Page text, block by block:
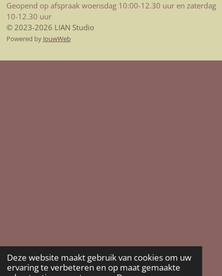
Deze website maakt gebruik van cookies om uw
ervaring te verbeteren en op maat gemaakte
Geopend op afspraak woensdag 10:00-12.30 uur en zaterdag
10-12.30 uur
© 2023-2026 LIAN Studio
Powered by JouwWeb